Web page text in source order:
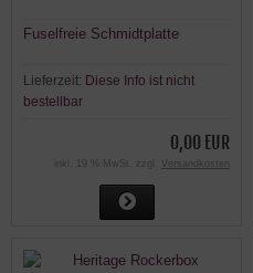
Fuselfreie Schmidtplatte
Lieferzeit: Diese Info ist nicht
bestellbar
0,00 EUR
inkl. 19 % MwSt. zzgl. Versandkosten